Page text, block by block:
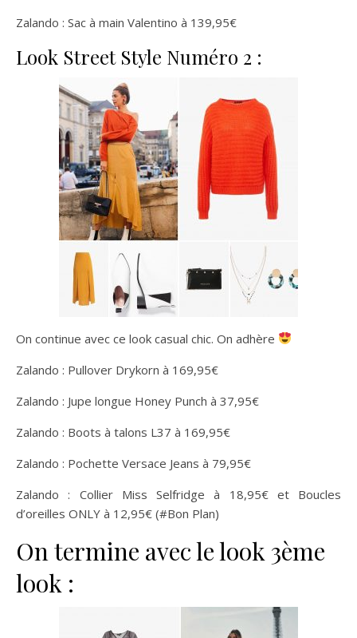
Zalando : Sac à main Valentino à 139,95€
Look Street Style Numéro 2 :
On continue avec ce look casual chic. On adhère
Zalando : Pullover Drykorn à 169,95€
Zalando : Jupe longue Honey Punch à 37,95€
Zalando : Boots à talons L37 à 169,95€
Zalando : Pochette Versace Jeans à 79,95€
Zalando : Collier Miss Selfridge à 18,95€ et Boucles
d’oreilles ONLY à 12,95€ (#Bon Plan)
On termine avec le look 3ème
look :